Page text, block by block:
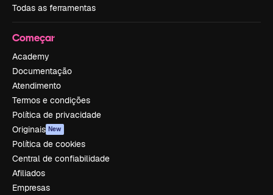
Todas as ferramentas
Começar
Academy
Documentação
Atendimento
Termos e condições
Política de privacidade
Originais New
Política de cookies
Central de confiabilidade
Afiliados
Empresas